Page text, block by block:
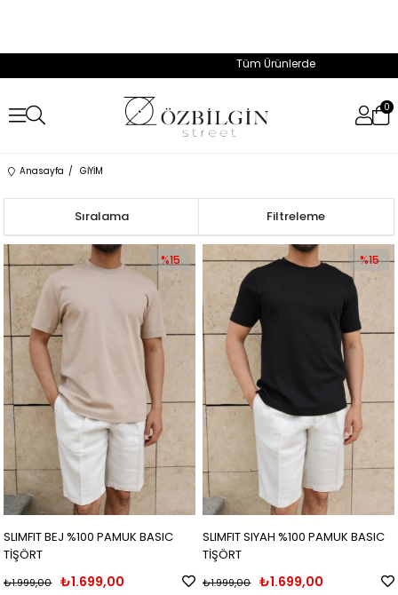
Tüm Ürünlerde Geçerli %50'ye Varan İndirim
0
Anasayfa GİYİM
Filtreleme
Sıralama
SLIMFIT BEJ %100 PAMUK BASIC
TİŞÖRT
₺1.699,00
₺1.999,00
%15
SLIMFIT SIYAH %100 PAMUK BASIC
TİŞÖRT
₺1.699,00
₺1.999,00
%15